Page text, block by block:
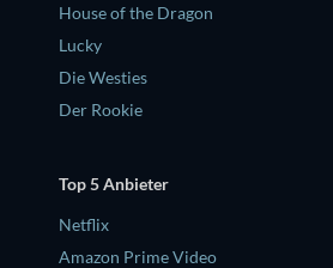
House of the Dragon
Lucky
Die Westies
Der Rookie
Top 5 Anbieter
Netflix
Amazon Prime Video